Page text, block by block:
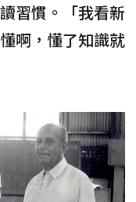
習慣。「我看新
啊，懂了知識就